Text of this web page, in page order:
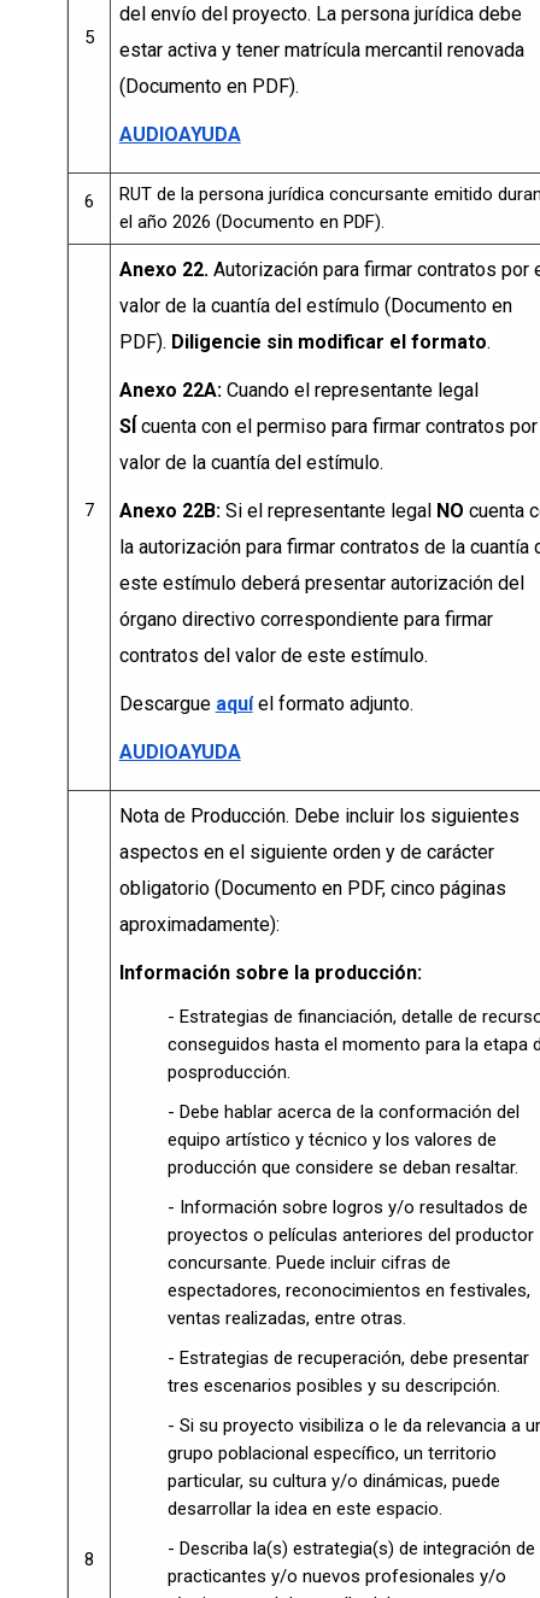
5
del envío del proyecto. La persona jurídica debe
estar activa y tener matrícula mercantil renovada
(Documento en PDF).
AUDIOAYUDA
6
RUT de la persona jurídica concursante emitido
el año 2026 (Documento en PDF).
7
Anexo 22. Autorización para firmar contratos por
valor de la cuantía del estímulo (Documento en
PDF). Diligencie sin modificar el formato.
Anexo 22A: Cuando el representante legal
SÍ cuenta con el permiso para firmar contratos
valor de la cuantía del estímulo.
Anexo 22B: Si el representante legal NO cuenta
la autorización para firmar contratos de la cuantía
este estímulo deberá presentar autorización del
órgano directivo correspondiente para firmar
contratos del valor de este estímulo.
Descargue aquíel formato adjunto.
AUDIOAYUDA
8
Nota de Producción. Debe incluir los siguientes
aspectos en el siguiente orden y de carácter
obligatorio (Documento en PDF, cinco páginas
aproximadamente):
Información sobre la producción:
- Estrategias de financiación, detalle de
conseguidos hasta el momento para la etapa
posproducción.
- Debe hablar acerca de la conformación del
equipo artístico y técnico y los valores de
producción que considere se deban resaltar.
- Información sobre logros y/o resultados de
proyectos o películas anteriores del productor
concursante. Puede incluir cifras de
espectadores, reconocimientos en festivales,
ventas realizadas, entre otras.
- Estrategias de recuperación, debe presentar
tres escenarios posibles y su descripción.
- Si su proyecto visibiliza o le da relevancia a
grupo poblacional específico, un territorio
particular, su cultura y/o dinámicas, puede
desarrollar la idea en este espacio.
- Describa la(s) estrategia(s) de integración de
practicantes y/o nuevos profesionales y/o